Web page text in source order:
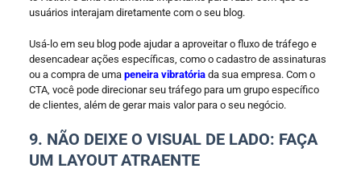
usuários interajam diretamente com o seu blog.
Usá-lo em seu blog pode ajudar a aproveitar o fluxo de tráfego e
desencadear ações específicas, como o cadastro de assinaturas
ou a compra de uma peneira vibratóriada sua empresa. Com o
CTA, você pode direcionar seu tráfego para um grupo específico
de clientes, além de gerar mais valor para o seu negócio.
9. NÃO DEIXE O VISUAL DE LADO: FAÇA
UM LAYOUT ATRAENTE